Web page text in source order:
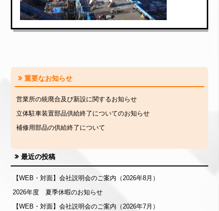
重要なお知らせ
営業所の統廃合及び新設に関するお知らせ
立体駐車装置部品供給終了についてのお知らせ
補修用部品の供給終了について
最近の投稿
【WEB・対面】会社説明会のご案内（2026年8月）
2026年度 夏季休暇のお知らせ
【WEB・対面】会社説明会のご案内（2026年7月）